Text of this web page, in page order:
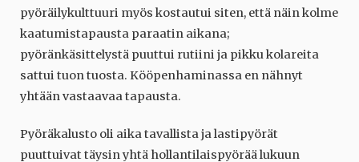
pyöräilykulttuuri myös kostautui siten, että näin kolme
kaatumistapausta paraatin aikana;
pyöränkäsittelystä puuttui rutiini ja pikku kolareita
sattui tuon tuosta. Kööpenhaminassa en nähnyt
yhtään vastaavaa tapausta.
Pyöräkalusto oli aika tavallista ja lastipyörät
puuttuivat täysin yhtä hollantilaispyörää lukuun